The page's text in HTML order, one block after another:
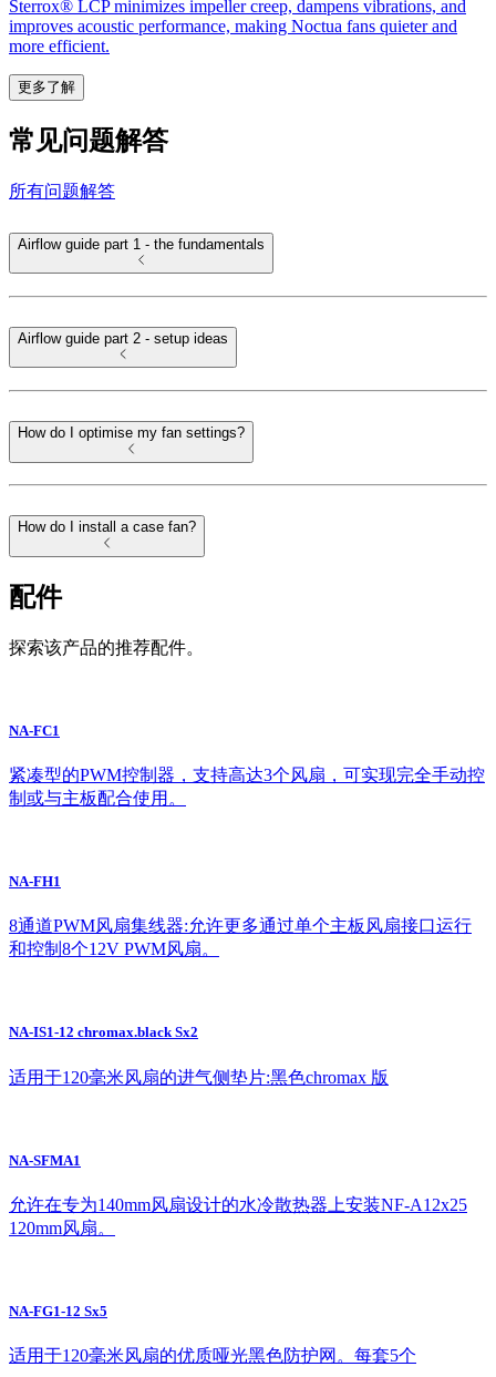
Sterrox® LCP minimizes impeller creep, dampens vibrations, and
improves acoustic performance, making Noctua fans quieter and
more efficient.
更多了解
常见问题解答
所有问题解答
Airflow guide part 1 - the fundamentals
Airflow guide part 2 - setup ideas
How do I optimise my fan settings?
How do I install a case fan?
配件
探索该产品的推荐配件。
NA-FC1
紧凑型的PWM控制器，支持高达3个风扇，可实现完全手动控
制或与主板配合使用。
NA-FH1
8通道PWM风扇集线器:允许更多通过单个主板风扇接口运行
和控制8个12V PWM风扇。
NA-IS1-12 chromax.black Sx2
适用于120毫米风扇的进气侧垫片:黑色chromax 版
NA-SFMA1
允许在专为140mm风扇设计的水冷散热器上安装NF-A12x25
120mm风扇。
NA-FG1-12 Sx5
适用于120毫米风扇的优质哑光黑色防护网。每套5个